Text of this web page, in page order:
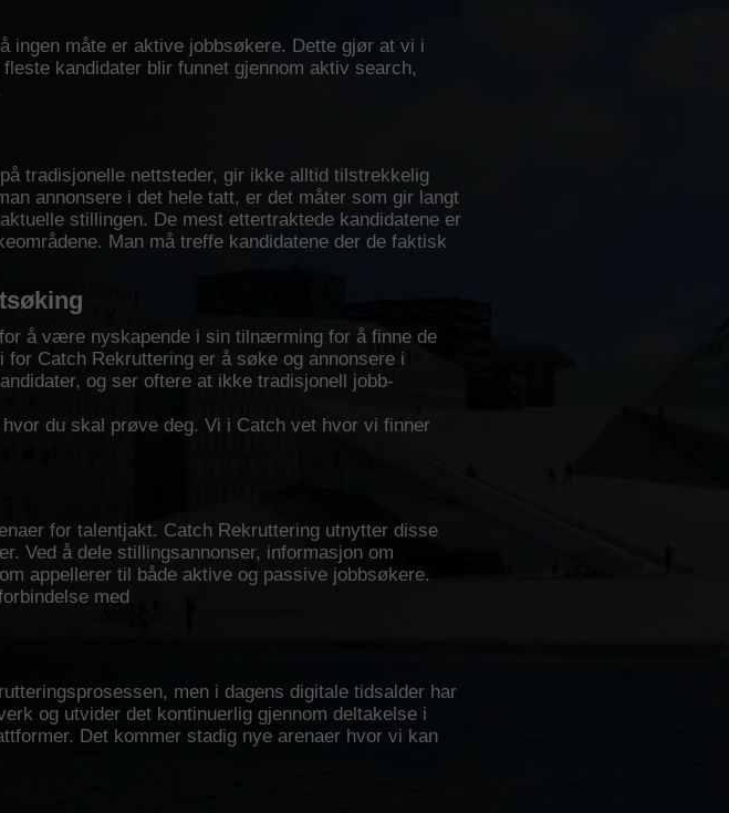
men i dagens digitale tidsalder har
og utvider det kontinuerlig gjennom deltakelse i
Det kommer stadig nye arenaer hvor vi kan
for talentjakt. Catch Rekruttering utnytter disse
Ved å dele stillingsannonser, informasjon om
appellerer til både aktive og passive jobbsøkere.
med
å være nyskapende i sin tilnærming for å finne de
Catch Rekruttering er å søke og annonsere i
og ser oftere at ikke tradisjonell jobb-
du skal prøve deg. Vi i Catch vet hvor vi finner
tradisjonelle nettsteder, gir ikke alltid tilstrekkelig
annonsere i det hele tatt, er det måter som gir langt
stillingen. De mest ettertraktede kandidatene er
Man må treffe kandidatene der de faktisk
ingen måte er aktive jobbsøkere. Dette gjør at vi i
kandidater blir funnet gjennom aktiv search,